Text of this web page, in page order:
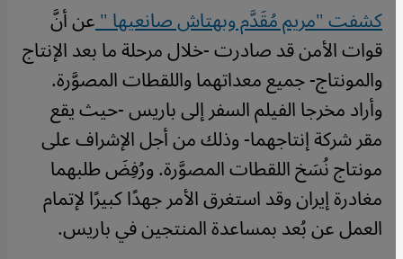
كشفت "مريم مُقَدَّم وبهتاش صانعيها "عن أنَّ
قوات الأمن قد صادرت -خلال مرحلة ما بعد الإنتاج
والمونتاج- جميع معداتهما واللقطات المصوَّرة.
وأراد مخرجا الفيلم السفر إلى باريس -حيث يقع
مقر شركة إنتاجهما- وذلك من أجل الإشراف على
مونتاج نُسَخ اللقطات المصوَّرة. ورُفِضَ طلبهما
مغادرة إيران وقد استغرق الأمر جهدًا كبيرًا لإتمام
العمل عن بُعد بمساعدة المنتجين في باريس.